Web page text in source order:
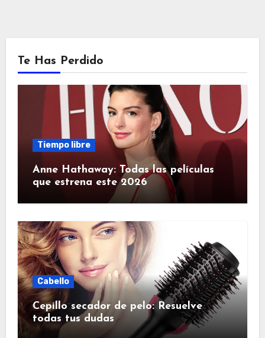
Te Has Perdido
Tiempo libre
Anne Hathaway: Todas las películas
que estrena este 2026
Cabello
Cepillo secador de pelo: Resuelve
todas tus dudas